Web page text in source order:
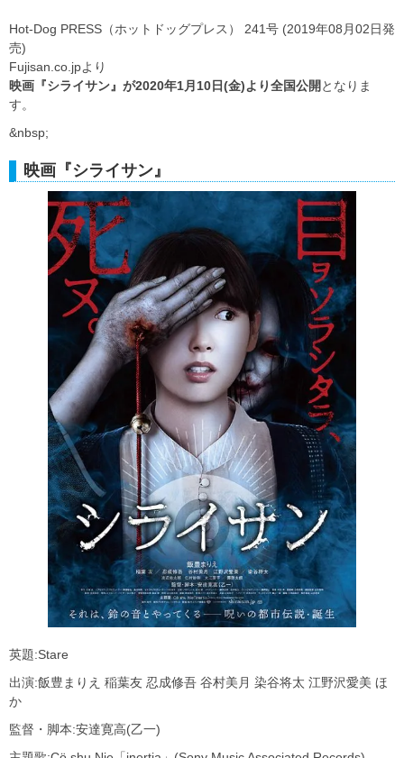
Hot-Dog PRESS（ホットドッグプレス） 241号 (2019年08月02日発
売)
Fujisan.co.jpより
映画『シライサン』が2020年1月10日(金)より全国公開 となりま
す。
&nbsp;
映画『シライサン』
英題:Stare
出演:飯豊まりえ 稲葉友 忍成修吾 谷村美月 染谷将太 江野沢愛美 ほ
か
監督・脚本:安達寛高(乙一)